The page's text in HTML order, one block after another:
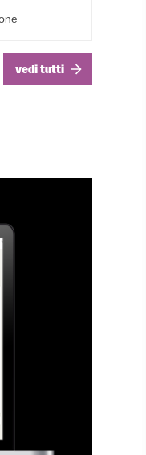
vedi tutti